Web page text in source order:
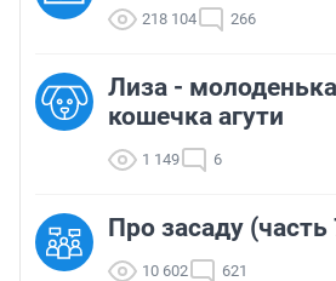
218 104 266
Лиза -
кошечка агути
1 149 6
Про засаду (часть
10 602 621